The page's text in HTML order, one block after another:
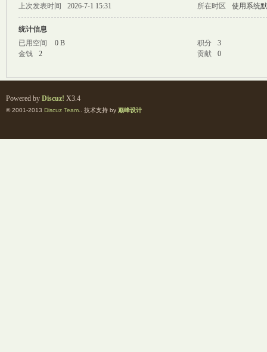
上次发表时间
2026-7-1 15:31 所在时区 使用系统
统计信息
已用空间
0 B 积分
3
金钱
2 贡献 0
Powered by Discuz! X3.4
© 2001-2013 Discuz Team. . 技术支持 by 巅峰设计